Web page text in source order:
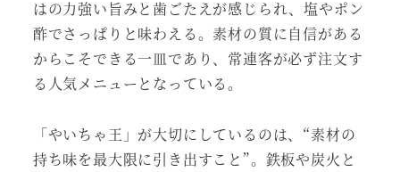
はの力強い旨みと歯ごたえが感じられ、塩やポン
酢でさっぱりと味わえる。素材の質に自信がある
からこそできる一皿であり、常連客が必ず注文す
る人気メニューとなっている。
「やいちゃ王」が大切にしているのは、“素材の
持ち味を最大限に引き出すこと”。鉄板や炭火と